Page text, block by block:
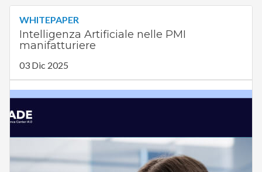
WHITEPAPER
Intelligenza Artificiale nelle PMI
manifatturiere
03 Dic 2025